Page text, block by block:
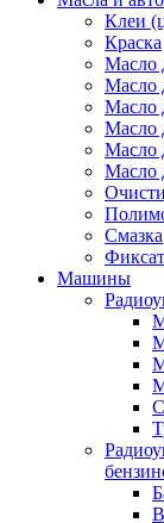
Клеи
Краска
Масло
Масло
Масло
Масло
Масло
Масло
Смазка
Машины